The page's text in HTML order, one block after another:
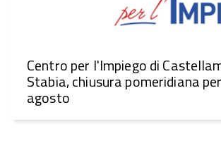
Centro per l'Impiego di
Stabia, chiusura pomeridiana
agosto